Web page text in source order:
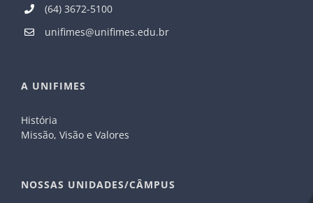
(64) 3672-5100
unifimes@unifimes.edu.br
A UNIFIMES
História
Missão, Visão e Valores
NOSSAS UNIDADES/CÂMPUS